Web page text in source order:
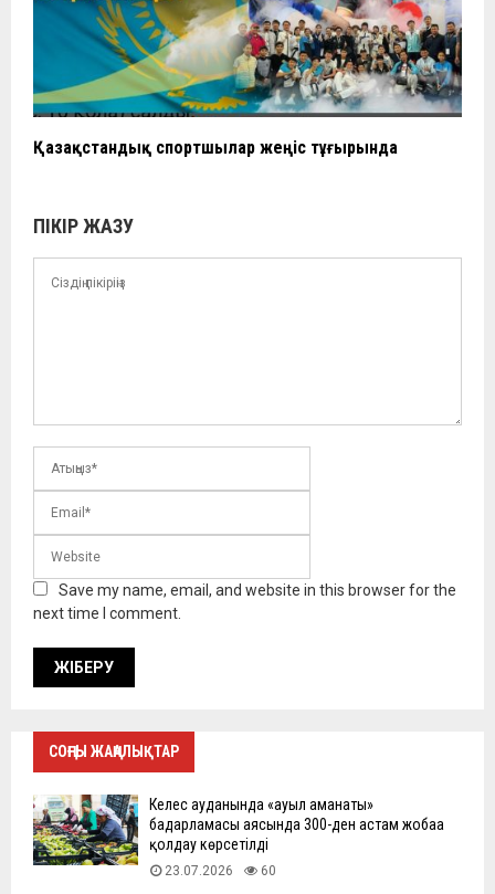
Қазақстандық спортшылар жеңіс тұғырында
ПІКІР ЖАЗУ
Save my name, email, and website in this browser for the
next time I comment.
СОҢҒЫ ЖАҢАЛЫҚТАР
Келес ауданында «ауыл аманаты»
бағдарламасы аясында 300-ден астам жобаға
қолдау көрсетілді
23.07.2026 60